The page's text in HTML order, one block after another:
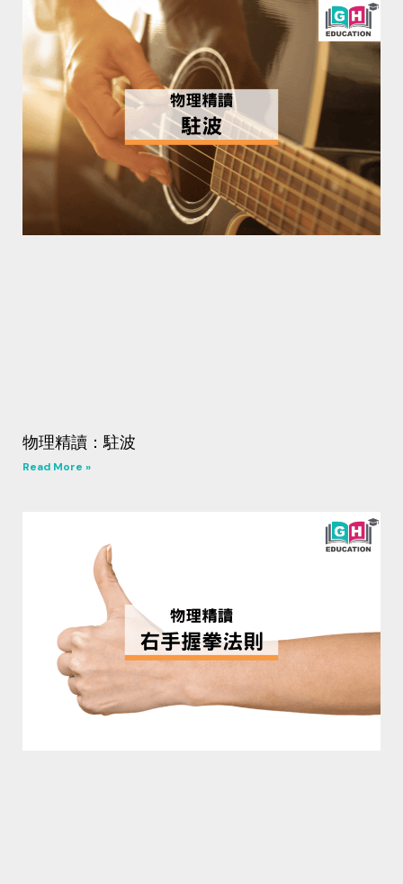
物理精讀：駐波
Read More »